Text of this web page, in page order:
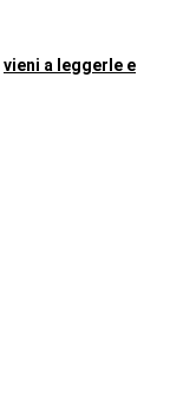
vieni a leggerle e